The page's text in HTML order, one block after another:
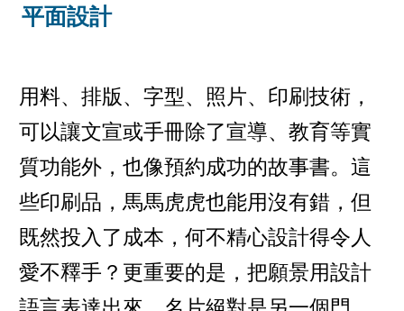
平面設計
用料、排版、字型、照片、印刷技術，
可以讓文宣或手冊除了宣導、教育等實
質功能外，也像預約成功的故事書。這
些印刷品，馬馬虎虎也能用沒有錯，但
既然投入了成本，何不精心設計得令人
愛不釋手？更重要的是，把願景用設計